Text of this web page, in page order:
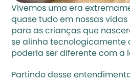
Vivemos uma era
quase tudo em nossas
para as crianças que
se alinha tecnologicamente
poderia ser diferente com a
Partindo desse